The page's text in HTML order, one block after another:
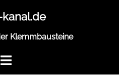
Klemmbausteine